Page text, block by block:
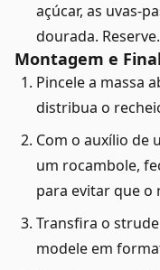
açúcar, as uvas-
dourada. Reserve.
Montagem e
Pincele a massa
distribua o
Com o auxílio de
um rocambole,
para evitar que o
Transfira o
modele em